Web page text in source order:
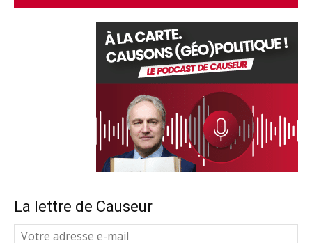
La lettre de Causeur